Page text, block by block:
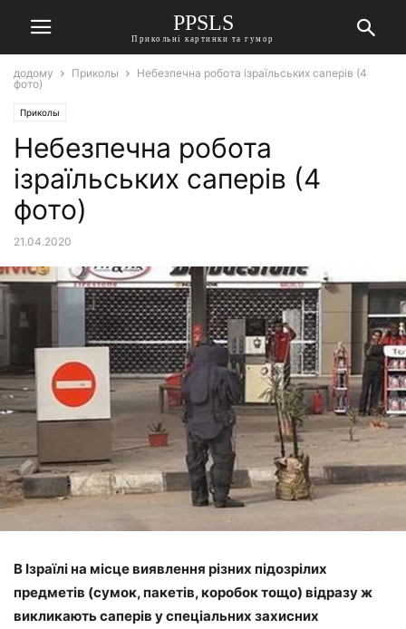
PPSLS
Прикольні картинки та гумор
додому Приколы
Небезпечна робота ізраїльських саперів (4
фото)
Приколы
Небезпечна робота
ізраїльських саперів (4
фото)
21.04.2020
В Ізраїлі на місце виявлення різних підозрілих
предметів (сумок, пакетів, коробок тощо) відразу ж
викликають саперів у спеціальних захисних